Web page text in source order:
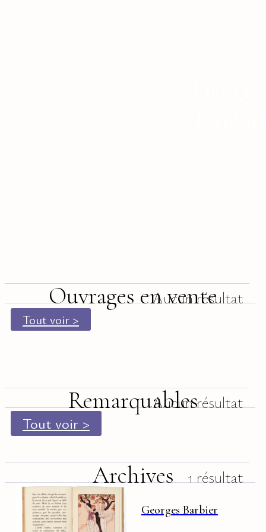
Ouvrages en vente
Aucun résultat
Tout voir >
RemarquablesAucun résultat
Tout voir >
Archives 1 résultat
Georges Barbier